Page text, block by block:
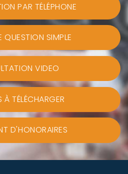
PAR TÉLÉPHONE
QUESTION SIMPLE
VIDEO
À TÉLÉCHARGER
D'HONORAIRES